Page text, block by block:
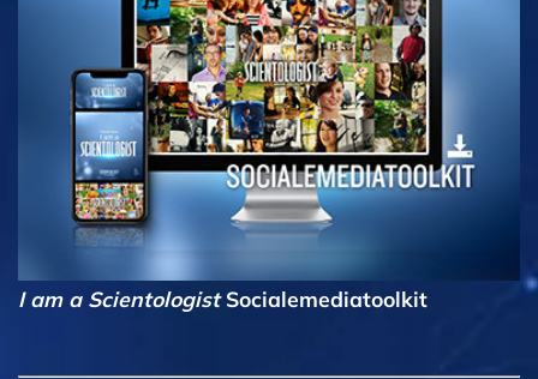
I am a ScientologistSocialemediatoolkit